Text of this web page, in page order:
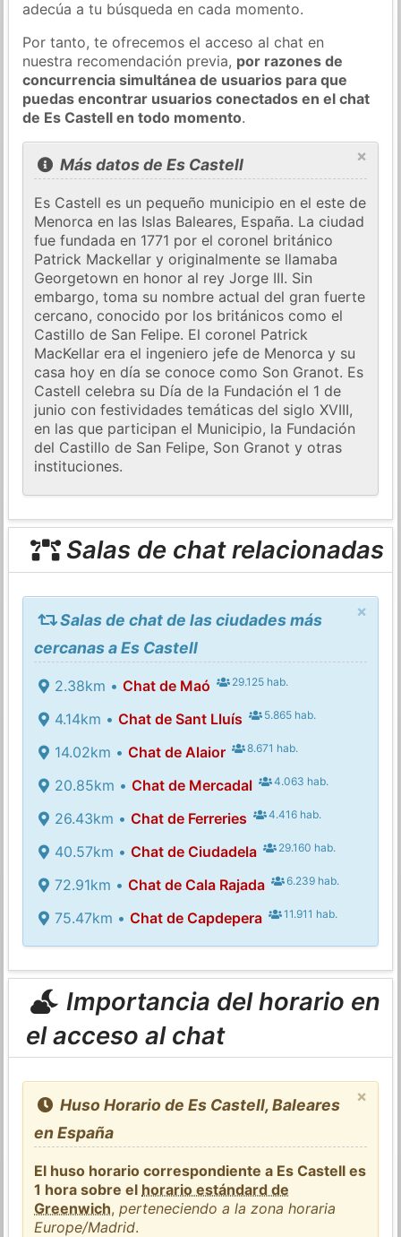
adecúa a tu búsqueda en cada momento.
Por tanto, te ofrecemos el acceso al chat en
nuestra recomendación previa, por razones de
concurrencia simultánea de usuarios para que
puedas encontrar usuarios conectados en el chat
de Es Castell en todo momento.
×
Más datos de Es Castell
Es Castell es un pequeño municipio en el este de
Menorca en las Islas Baleares, España. La ciudad
fue fundada en 1771 por el coronel británico
Patrick Mackellar y originalmente se llamaba
Georgetown en honor al rey Jorge III. Sin
embargo, toma su nombre actual del gran fuerte
cercano, conocido por los británicos como el
Castillo de San Felipe. El coronel Patrick
MacKellar era el ingeniero jefe de Menorca y su
casa hoy en día se conoce como Son Granot. Es
Castell celebra su Día de la Fundación el 1 de
junio con festividades temáticas del siglo XVIII,
en las que participan el Municipio, la Fundación
del Castillo de San Felipe, Son Granot y otras
instituciones.
Salas de chat relacionadas
×
Salas de chat de las ciudades más
cercanas a Es Castell
2.38km • Chat de Maó 29.125 hab.
4.14km • Chat de Sant Lluís 5.865 hab.
14.02km • Chat de Alaior 8.671 hab.
20.85km • Chat de Mercadal 4.063 hab.
26.43km • Chat de Ferreries 4.416 hab.
40.57km • Chat de Ciudadela 29.160 hab.
72.91km • Chat de Cala Rajada 6.239 hab.
75.47km • Chat de Capdepera 11.911 hab.
Importancia del horario en
el acceso al chat
×
Huso Horario de Es Castell, Baleares
en España
El huso horario correspondiente a Es Castell es
1 hora sobre el horario estándard de
Greenwich,perteneciendo a la zona horaria
Europe/Madrid.